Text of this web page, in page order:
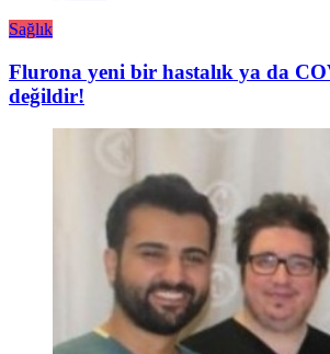
Sağlık
Flurona yeni bir hastalık ya da
değildir!